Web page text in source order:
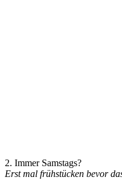
2. Immer Samstags?
Erst mal frühstücken bevor